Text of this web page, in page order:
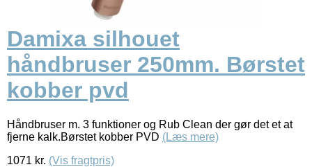
Damixa silhouet
håndbruser 250mm. Børstet
kobber pvd
Håndbruser m. 3 funktioner og Rub Clean der gør det et at
fjerne kalk.Børstet kobber PVD (Læs mere)
1071 kr. (Vis fragtpris)